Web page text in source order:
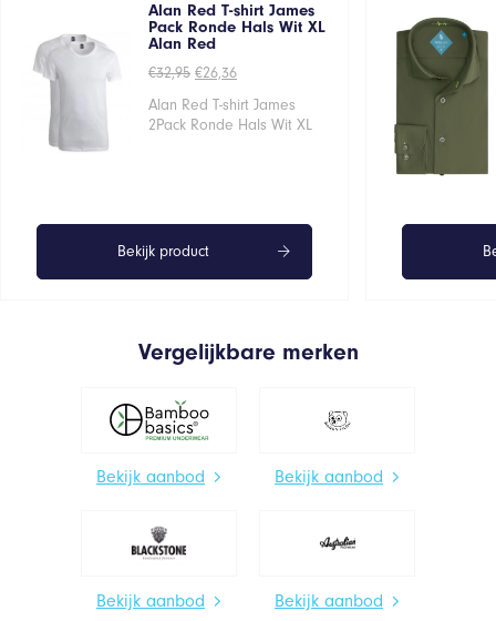
Alan Red T-shirt James
Pack Ronde Hals Wit XL
Alan Red
€32,95 Oorspronkelijke
was:
€32,95.
€26,36Huidige
is:
€26,36.
Alan Red T-shirt James
2Pack Ronde Hals Wit XL
Bekijk product
Vergelijkbare merken
Bekijk aanbod Bekijk aanbod
Bekijk aanbod Bekijk aanbod